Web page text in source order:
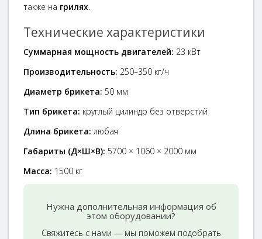
также на грилях
Технические характеристики
Суммарная мощность двигателей: 23 кВт
Производительность: 250–350 кг/ч
Диаметр брикета: 50 мм
Тип брикета: круглый цилиндр без отверстий
Длина брикета: любая
Габариты (Д×Ш×В): 5700 × 1060 × 2000 мм
Масса: 1500 кг
Нужна дополнительная информация об
этом оборудовании?
Свяжитесь с нами — мы поможем подобрать